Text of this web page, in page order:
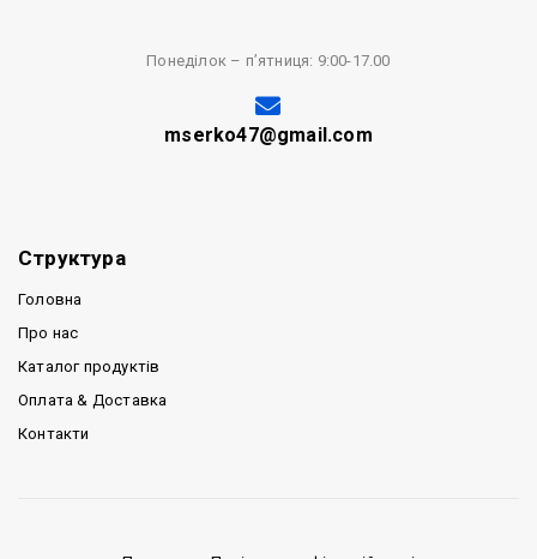
Понеділок – п’ятниця: 9:00-17.00
mserko47@gmail.com
Структура
Головна
Про нас
Каталог продуктів
Оплата & Доставка
Контакти